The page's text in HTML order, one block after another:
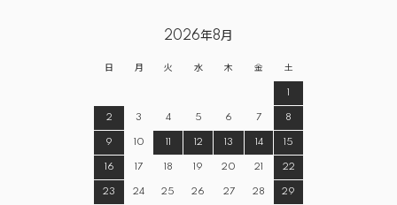
2026年8月
日 月 火 水 木 金 土
1
2 3 4 5 6 7 8
9 10 11 12 13 14 15
16 17 18 19 20 21 22
23 24 25 26 27 28 29